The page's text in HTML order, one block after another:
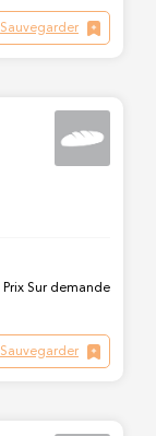
Sauvegarder
Prix Sur demande
Sauvegarder